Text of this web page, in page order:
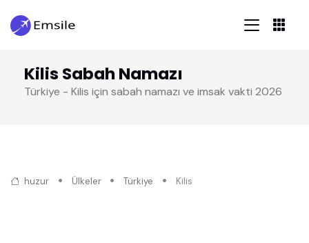
Kilis Sabah Namazı
Türkiye - Kilis için sabah namazı ve imsak vakti 2026
huzur Ülkeler Türkiye Kilis